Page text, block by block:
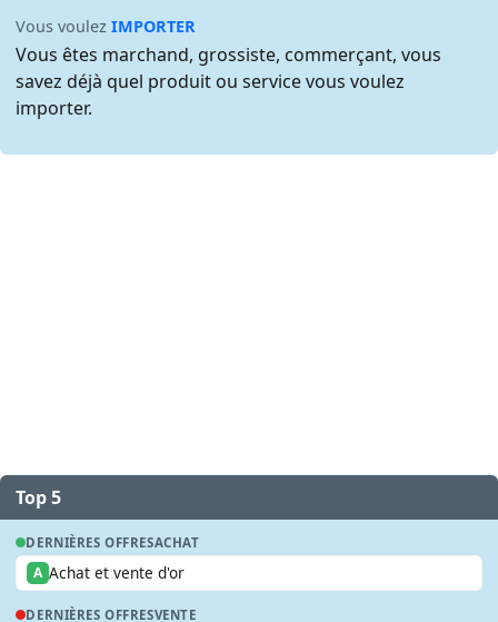
Vous voulezIMPORTER
Vous êtes marchand, grossiste, commerçant, vous
savez déjà quel produit ou service vous voulez
importer.
Top 5
DERNIÈRES OFFRESACHAT
A Achat et vente d'or
DERNIÈRES OFFRESVENTE